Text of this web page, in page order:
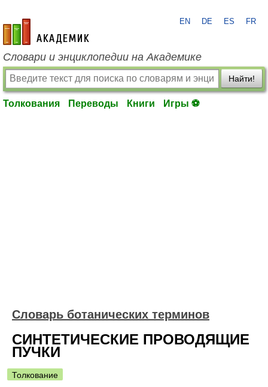
academic.ru
EN DE ES FR
Словари и энциклопедии на Академике
Найти!
Толкования Переводы Книги Игры ⚽
Словарь ботанических терминов
СИНТЕТИЧЕСКИЕ ПРОВОДЯЩИЕ
ПУЧКИ
Толкование